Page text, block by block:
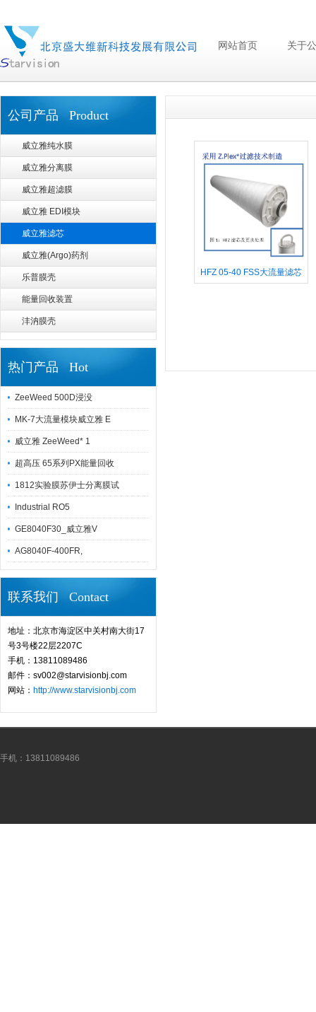
网站首页 关于
公司产品 Product
威立雅纯水膜
威立雅分离膜
威立雅超滤膜
威立雅 EDI模块
威立雅滤芯
威立雅(Argo)药剂
乐普膜壳
能量回收装置
沣汭膜壳
热门产品 Hot
ZeeWeed 500D浸没
MK-7大流量模块威立雅 E
威立雅 ZeeWeed* 1
超高压 65系列PX能量回收
1812实验膜苏伊士分离膜试
Industrial RO5
GE8040F30_威立雅V
AG8040F-400FR,
联系我们 Contact
地址：北京市海淀区中关村南大街17
号3号楼22层2207C
手机：13811089486
邮件：sv002@starvisionbj.com
网站： http://www.starvisionbj.com
HFZ 05-40 FSS大流量滤芯
手机：13811089486